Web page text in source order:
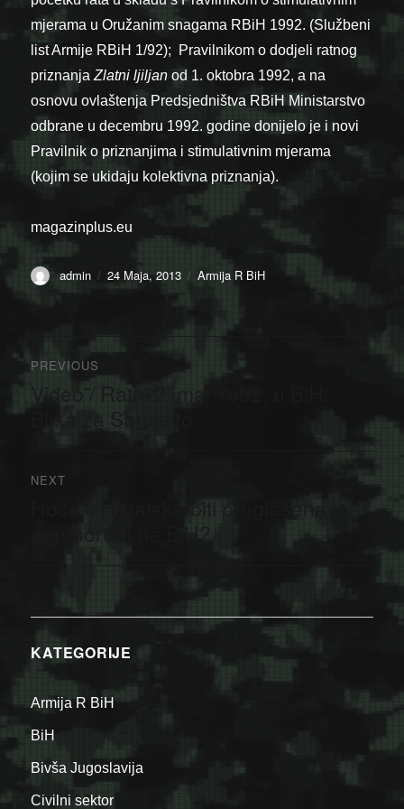
mjerama u Oružanim snagama RBiH 1992. (Službeni
list Armije RBiH 1/92); Pravilnikom o dodjeli ratnog
priznanjaZlatni ljiljan od 1. oktobra 1992, a na
osnovu ovlaštenja Predsjedništva RBiH Ministarstvo
odbrane u decembru 1992. godine donijelo je i novi
Pravilnik o priznanjima i stimulativnim mjerama
(kojim se ukidaju kolektivna priznanja).
magazinplus.eu
Author
admin
Posted
on
24 Maja, 2013 Categories
Armija R BiH
Navigacija
članaka
PREVIOUS
Previous
Video / Ratni 2. maj 1992. u BiH:
Bitka za Sarajevo
NEXT
Hoće li Hrvatska biti proglašena
agresorom na BiH?
KATEGORIJE
Armija R BiH
BiH
Bivša Jugoslavija
Civilni sektor